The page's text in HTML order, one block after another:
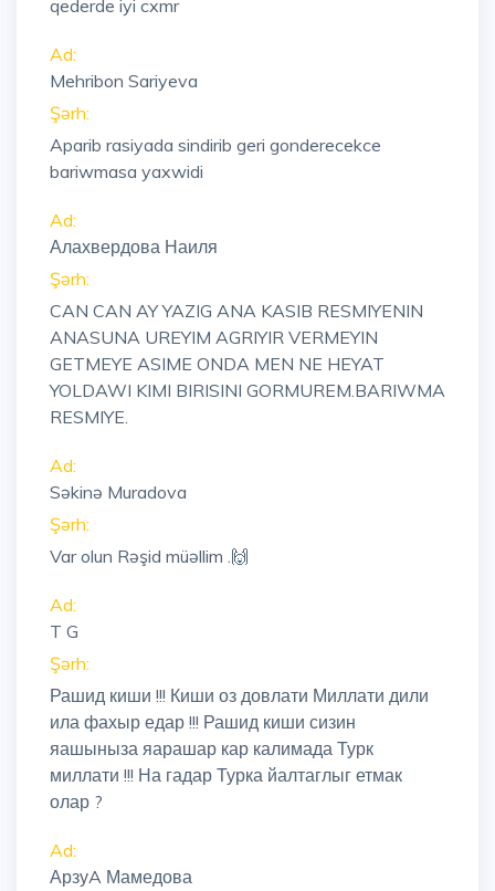
qederde iyi cxmr
Ad:
Mehribon Sariyeva
Şərh:
Aparib rasiyada sindirib geri gonderecekce
bariwmasa yaxwidi
Ad:
Алахвердова Наиля
Şərh:
CAN CAN AY YAZIG ANA KASIB RESMIYENIN
ANASUNA UREYIM AGRIYIR VERMEYIN
GETMEYE ASIME ONDA MEN NE HEYAT
YOLDAWI KIMI BIRISINI GORMUREM.BARIWMA
RESMIYE.
Ad:
Səkinə Muradova
Şərh:
Var olun Rəşid müəllim .🙌
Ad:
T G
Şərh:
Рашид киши !!! Киши оз довлати Миллати дили
ила фахыр едар !!! Рашид киши сизин
яашыныза яарашар кар калимада Турк
миллати !!! На гадар Турка йалтаглыг етмак
олар ?
Ad:
АрзуA Мамедова